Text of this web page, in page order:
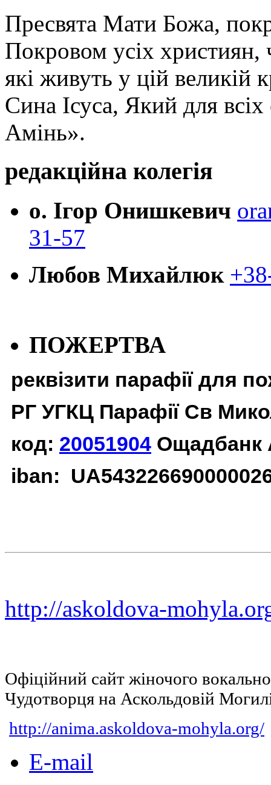
Пресвята Мати Божа,
Покровом усіх християн,
які живуть у цій великій
Сина Ісуса, Який для
Амінь».
редакційна колегія
о. Ігор Онишкевич
31-57
Любов Михайлюк
ПОЖЕРТВА
реквізити парафії для
РГ УГКЦ Парафії Св
код: 20051904 Ощадбанк
iban:
http://askoldova-
Офіційний сайт жіночого
Чудотворця на Аскольдовій
http://anima.askoldova-mohyla.org/
E-mail